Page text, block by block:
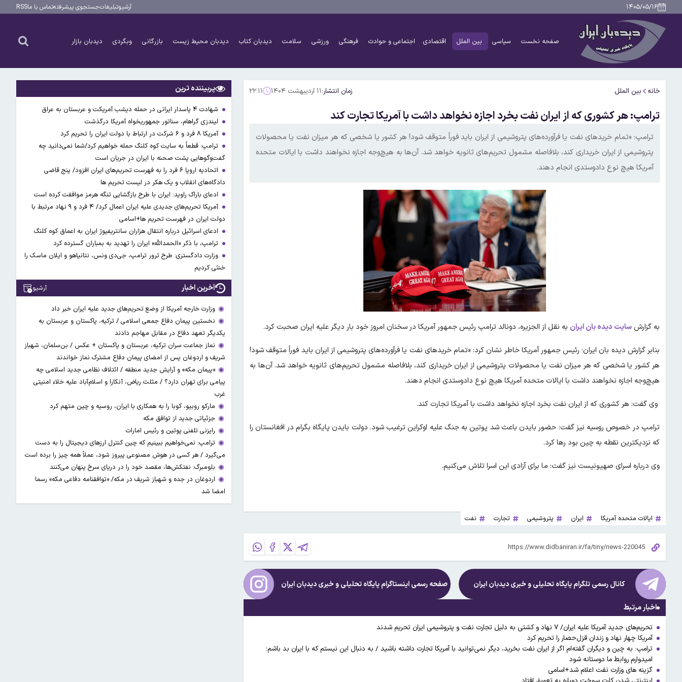
۱۴۰۵/۰۵/۱۶ آرشیوتبلیغاتجستجوی پیشرفتهتماس با ماRSS
صفحه نخست سیاسی بین الملل اقتصادی اجتماعی و حوادث فرهنگی ورزشی سلامت دیدبان کتاب دیدبان محیط زیست بازرگانی وبگردی دیدبان بازار
خانه بین الملل زمان انتشار:۱۱ اردیبهشت ۱۴۰۴ ۲۲:۱۱
ترامپ: هر کشوری که از ایران نفت بخرد اجازه نخواهد داشت با آمریکا تجارت کند
ترامپ: «تمام خریدهای نفت یا فرآورده‌های پتروشیمی از ایران باید فوراً متوقف شود! هر کشور یا شخصی که هر میزان نفت یا محصولات
پتروشیمی از ایران خریداری کند، بلافاصله مشمول تحریم‌های ثانویه خواهد شد. آن‌ها به هیچ‌وجه اجازه نخواهند داشت با ایالات متحده
آمریکا هیچ نوع دادوستدی انجام دهند.
به گزارشسایت دیده بان ایران به نقل از الجزیره، دونالد ترامپ رئیس جمهور آمریکا در سخنان امروز خود بار دیگر علیه ایران صحبت کرد.
بنابر گزارش دیده بان ایران؛ رئیس جمهور آمریکا خاطر نشان کرد: «تمام خریدهای نفت یا فرآورده‌های پتروشیمی از ایران باید فوراً متوقف شود!
هر کشور یا شخصی که هر میزان نفت یا محصولات پتروشیمی از ایران خریداری کند، بلافاصله مشمول تحریم‌های ثانویه خواهد شد. آن‌ها به
هیچ‌وجه اجازه نخواهند داشت با ایالات متحده آمریکا هیچ نوع دادوستدی انجام دهند.
وی گفت: هر کشوری که از ایران نفت بخرد اجازه نخواهد داشت با آمریکا تجارت کند.
ترامپ در خصوص روسیه نیز گفت: حضور بایدن باعث شد پوتین به جنگ علیه اوکراین ترغیب شود. دولت بایدن پایگاه بگرام در افغانستان را
که نزدیکترین نقطه به چین بود رها کرد.
وی درباره اسرای صهیونیست نیز گفت: ما برای آزادی این اسرا تلاش می‌کنیم.
ایالات متحده آمریکا ایران پتروشیمی تجارت نفت
کانال رسمی تلگرام پایگاه تحلیلی و خبریدیدبان ایران صفحه رسمی اینستاگرام پایگاه تحلیلی و خبریدیدبان ایران
اخبار مرتبط
تحریم‌های جدید آمریکا علیه ایران/ ۷ نهاد و کشتی به دلیل تجارت نفت و پتروشیمی ایران تحریم شدند
آمریکا چهار نهاد و زندان قزل‌حصار را تحریم کرد
ترامپ: به چین و دیگران گفته‌ام اگر از ایران نفت بخرید، دیگر نمی‌توانید با آمریکا تجارت داشته باشید / به دنبال این نیستم که با ایران بد باشم؛
امیدوارم روابط ما دوستانه شود
گزینه های وزارت نفت اعلام شد+اسامی
پربیننده ترین
شهادت ۴ پاسدار ایرانی در حمله دیشب آمریکت و عربستان به عراق
لیندزی گراهام، سناتور جمهوریخواه آمریکا درگذشت
آمریکا ۸ فرد و ۶ شرکت در ارتباط با دولت ایران را تحریم کرد
ترامپ: قطعاً به سایت کوه کلنگ حمله خواهیم کرد/شما نمی‌دانید چه
گفت‌وگوهایی پشت صحنه با ایران در جریان است
اتحادیه اروپا ۶ فرد را به فهرست تحریم‌های ایران افزود/ پنج قاضی
دادگاه‌های انقلاب و یک هکر در لیست تحریم ها
ادعای باراک راوید: ایران با طرح بازگشایی تنگه هرمز موافقت کرده است
آمریکا تحریم‌های جدیدی علیه ایران اعمال کرد/ ۴ فرد و ۹ نهاد مرتبط با
دولت ایران در فهرست تحریم ها+اسامی
ادعای اسرائیل درباره انتقال هزاران سانتریفیوژ ایران به اعماق کوه کلنگ
ترامپ، با ذکر «الحمدالله» ایران را تهدید به بمباران گسترده کرد
وزارت دادگستری: طرح ترور ترامپ، جی‌دی ونس، نتانیاهو و ایلان ماسک را
خنثی کردیم
آخرین اخبار آرشیو
وزارت خارجه آمریکا از وضع تحریم‌های جدید علیه ایران خبر داد
نخستین پیمان دفاع جمعی اسلامی / ترکیه، پاکستان و عربستان به
یکدیگر تعهد دفاع در مقابل مهاجم دادند
نماز جماعت سران ترکیه، عربستان و پاکستان + عکس / بن‌سلمان، شهباز
شریف و اردوغان پس از امضای پیمان دفاع مشترک نماز خواندند
«پیمان مکه» و آرایش جدید منطقه / ائتلاف نظامی جدید اسلامی چه
پیامی برای تهران دارد؟ / مثلث ریاض، آنکارا و اسلام‌آباد علیه خلاء امنیتی
غرب
مارکو روبیو، کوبا را به همکاری با ایران، روسیه و چین متهم کرد
جزئیاتی جدید از توافق مکه
رایزنی تلفنی پوتین و رئیس امارات
ترامپ: نمی‌خواهیم ببینیم که چین کنترل ارز‌های دیجیتال را به دست
می‌گیرد / هر کسی در هوش مصنوعی پیروز شود، عملاً همه چیز را برده است
بلومبرگ: نفتکش‌ها، مقصد خود را در دریای سرخ پنهان می‌کنند
اردوغان در جده و شهباز شریف در مکه/ «توافقنامه دفاعی مکه» رسما
امضا شد